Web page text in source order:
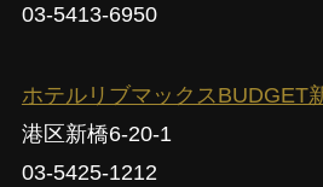
03-5413-6950
ホテルリブマックスBUDGET
港区新橋6-20-1
03-5425-1212